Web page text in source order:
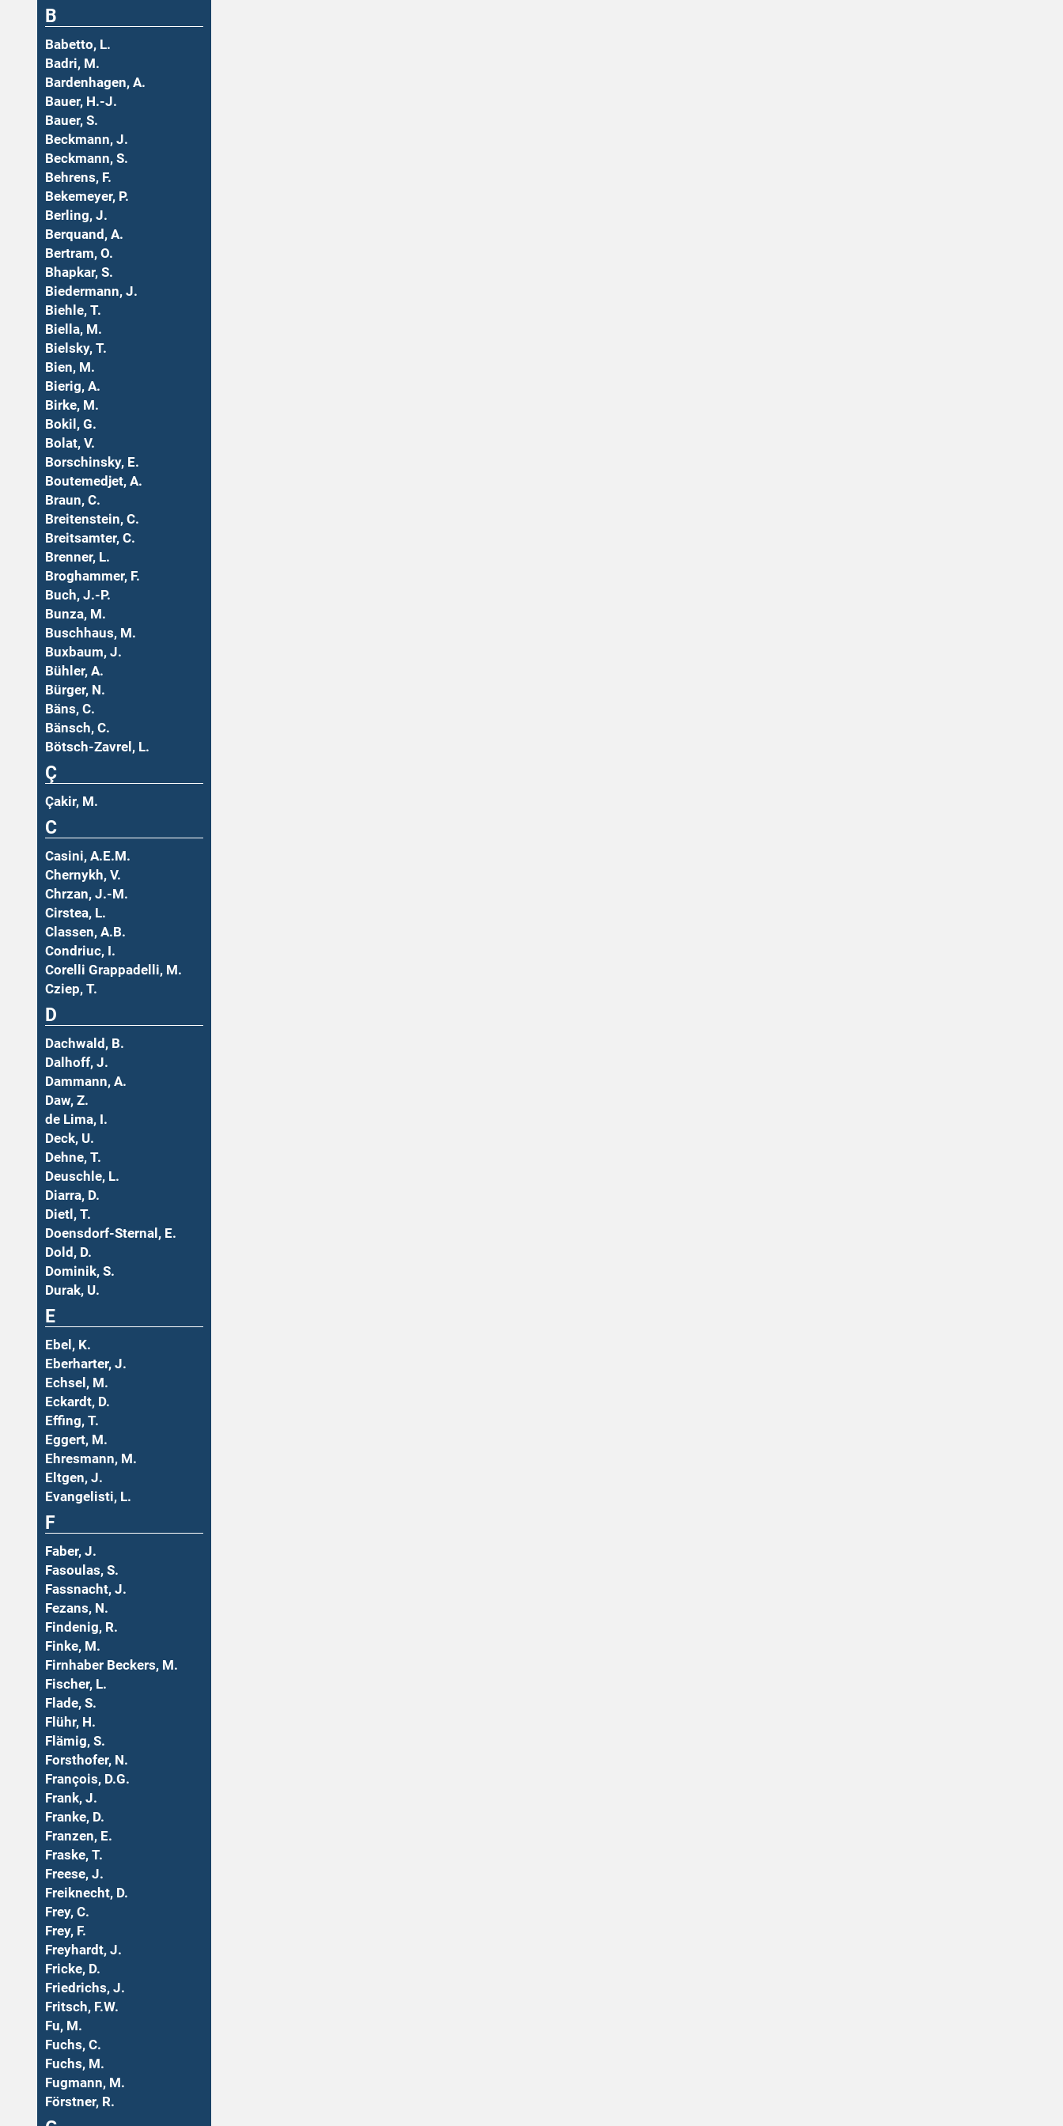
B
Babetto, L.
Badri, M.
Bardenhagen, A.
Bauer, H.-J.
Bauer, S.
Beckmann, J.
Beckmann, S.
Behrens, F.
Bekemeyer, P.
Berling, J.
Berquand, A.
Bertram, O.
Bhapkar, S.
Biedermann, J.
Biehle, T.
Biella, M.
Bielsky, T.
Bien, M.
Bierig, A.
Birke, M.
Bokil, G.
Bolat, V.
Borschinsky, E.
Boutemedjet, A.
Braun, C.
Breitenstein, C.
Breitsamter, C.
Brenner, L.
Broghammer, F.
Buch, J.-P.
Bunza, M.
Buschhaus, M.
Buxbaum, J.
Bühler, A.
Bürger, N.
Bäns, C.
Bänsch, C.
Bötsch-Zavrel, L.
Ç
Çakir, M.
C
Casini, A.E.M.
Chernykh, V.
Chrzan, J.-M.
Cirstea, L.
Classen, A.B.
Condriuc, I.
Corelli Grappadelli, M.
Cziep, T.
D
Dachwald, B.
Dalhoff, J.
Dammann, A.
Daw, Z.
de Lima, I.
Deck, U.
Dehne, T.
Deuschle, L.
Diarra, D.
Dietl, T.
Doensdorf-Sternal, E.
Dold, D.
Dominik, S.
Durak, U.
E
Ebel, K.
Eberharter, J.
Echsel, M.
Eckardt, D.
Effing, T.
Eggert, M.
Ehresmann, M.
Eltgen, J.
Evangelisti, L.
F
Faber, J.
Fasoulas, S.
Fassnacht, J.
Fezans, N.
Findenig, R.
Finke, M.
Firnhaber Beckers, M.
Fischer, L.
Flade, S.
Flühr, H.
Flämig, S.
Forsthofer, N.
François, D.G.
Frank, J.
Franke, D.
Franzen, E.
Fraske, T.
Freese, J.
Freiknecht, D.
Frey, C.
Frey, F.
Freyhardt, J.
Fricke, D.
Friedrichs, J.
Fritsch, F.W.
Fu, M.
Fuchs, C.
Fuchs, M.
Fugmann, M.
Förstner, R.